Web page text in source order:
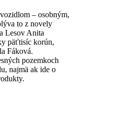
– osobným,
to z novely
Lesov Anita
päťtisíc korún,
Fáková.
pozemkoch
najmä ak ide o